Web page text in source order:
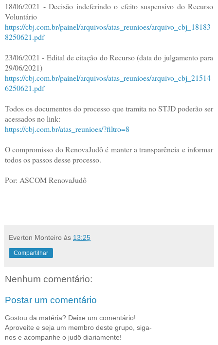
18/06/2021 - Decisão indeferindo o efeito suspensivo do Recurso
Voluntário
https://cbj.com.br/painel/arquivos/atas_reunioes/arquivo_cbj_18183
8250621.pdf
23/06/2021 - Edital de citação do Recurso (data do julgamento para
29/06/2021)
https://cbj.com.br/painel/arquivos/atas_reunioes/arquivo_cbj_21514
6250621.pdf
Todos os documentos do processo que tramita no STJD poderão ser
acessados no link:
https://cbj.com.br/atas_reunioes/?filtro=8
O compromisso do RenovaJudô é manter a transparência e informar
todos os passos desse processo.
Por: ASCOM RenovaJudô
Everton Monteiro às 13:25
Compartilhar
Nenhum comentário:
Postar um comentário
Gostou da matéria? Deixe um comentário!
Aproveite e seja um membro deste grupo, siga-
nos e acompanhe o judô diariamente!